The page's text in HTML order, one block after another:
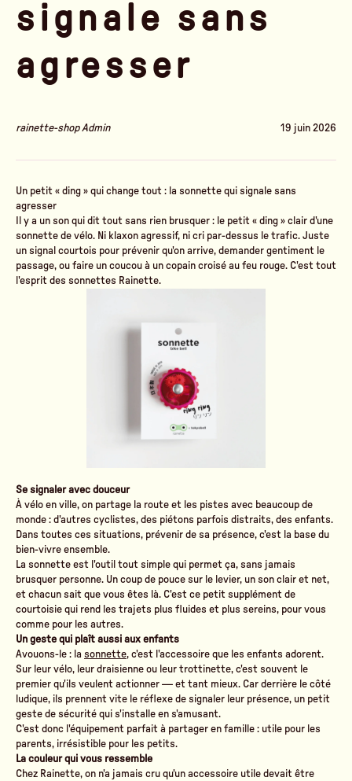
signale sans
agresser
rainette-shop Admin 19 juin 2026
Un petit « ding » qui change tout : la sonnette qui signale sans
agresser
Il y a un son qui dit tout sans rien brusquer : le petit « ding » clair d'une
sonnette de vélo. Ni klaxon agressif, ni cri par-dessus le trafic. Juste
un signal courtois pour prévenir qu'on arrive, demander gentiment le
passage, ou faire un coucou à un copain croisé au feu rouge. C'est tout
l'esprit des sonnettes Rainette.
Se signaler avec douceur
À vélo en ville, on partage la route et les pistes avec beaucoup de
monde : d'autres cyclistes, des piétons parfois distraits, des enfants.
Dans toutes ces situations, prévenir de sa présence, c'est la base du
bien-vivre ensemble.
La sonnette est l'outil tout simple qui permet ça, sans jamais
brusquer personne. Un coup de pouce sur le levier, un son clair et net,
et chacun sait que vous êtes là. C'est ce petit supplément de
courtoisie qui rend les trajets plus fluides et plus sereins, pour vous
comme pour les autres.
Un geste qui plaît aussi aux enfants
Avouons-le : la sonnette, c'est l'accessoire que les enfants adorent.
Sur leur vélo, leur draisienne ou leur trottinette, c'est souvent le
premier qu'ils veulent actionner — et tant mieux. Car derrière le côté
ludique, ils prennent vite le réflexe de signaler leur présence, un petit
geste de sécurité qui s'installe en s'amusant.
C'est donc l'équipement parfait à partager en famille : utile pour les
parents, irrésistible pour les petits.
La couleur qui vous ressemble
Chez Rainette, on n'a jamais cru qu'un accessoire utile devait être